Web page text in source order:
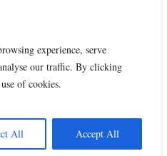
experience, serve
our traffic. By clicking
of cookies.
All Accept All
/ All Rights Reserved - Edited by